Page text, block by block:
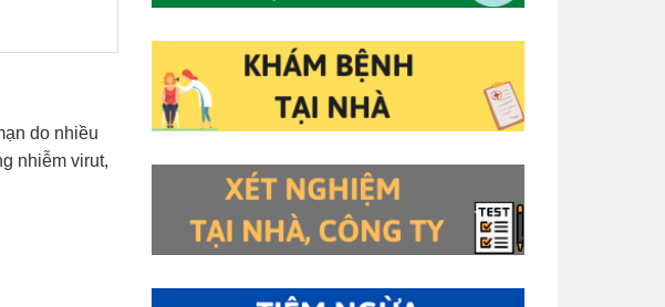
do nhiều
nhiễm virut,